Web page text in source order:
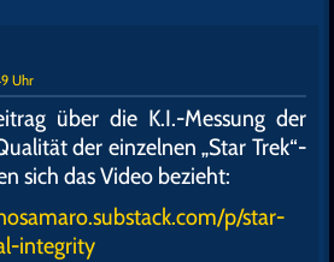
Uhr
über die K.I.-Messung der
der einzelnen „Star Trek“-
sich das Video bezieht:
p/star-
integrity